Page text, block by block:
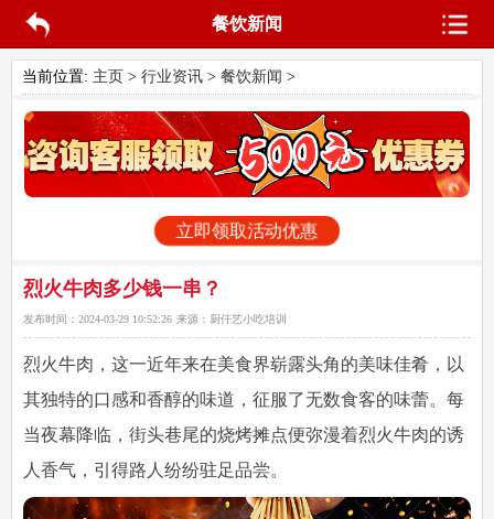
餐饮新闻
当前位置: 主页 > 行业资讯> 餐饮新闻 >
立即领取活动优惠
烈火牛肉多少钱一串？
发布时间： 2024-03-29 10:52:26 来源： 厨仟艺小吃培训
烈火牛肉，这一近年来在美食界崭露头角的美味佳肴，以
其独特的口感和香醇的味道，征服了无数食客的味蕾。每
当夜幕降临，街头巷尾的烧烤摊点便弥漫着烈火牛肉的诱
人香气，引得路人纷纷驻足品尝。